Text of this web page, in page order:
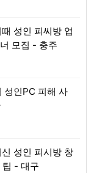
성인 피씨방 업
모집 - 충주
성인PC 피해 사
성인 피시방 창
팁 - 대구